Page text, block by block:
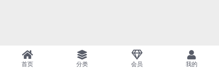
首页 分类 会员 我的